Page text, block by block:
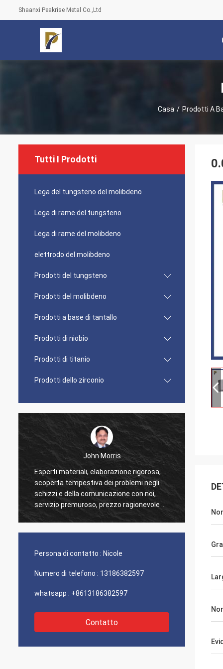
Shaanxi Peakrise Metal Co.,Ltd
Casa / Prodotti A
Tutti I Prodotti
Lega del tungsteno del molibdeno
Lega di rame del tungsteno
Lega di rame del molibdeno
elettrodo del molibdeno
Prodotti del tungsteno
Prodotti del molibdeno
Prodotti a base di tantallo
Prodotti di niobio
Prodotti di titanio
Prodotti dello zirconio
John Morris
Esperti materiali, elaborazione rigorosa,
scoperta tempestiva dei problemi negli
schizzi e della comunicazione con noi,
servizio premuroso, prezzo ragionevole e
buona qualità, credo che abbiamo più
Persona di contatto : Nicole
Numero di telefono : 13186382597
whatsapp : +8613186382597
Contatto